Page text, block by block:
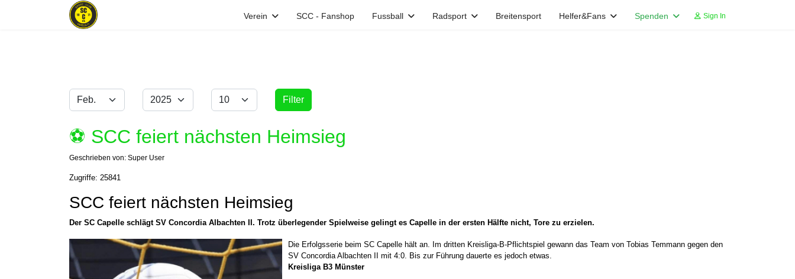
Verein SCC - Fanshop Fussball Radsport Breitensport Helfer&Fans Spenden Sign In
Filter
Monat Jahr Anzeige #
Filter
⚽️ SCC feiert nächsten Heimsieg
Geschrieben von: Super User
Zugriffe: 25841
SCC feiert nächsten Heimsieg
Der SC Capelle schlägt SV Concordia Albachten II. Trotz überlegender Spielweise gelingt es Capelle in der ersten Hälfte nicht, Tore zu erzielen.
Die Erfolgsserie beim SC Capelle hält an. Im dritten Kreisliga-B-Pflichtspiel gewann das Team von Tobias Temmann gegen den
SV Concordia Albachten II mit 4:0. Bis zur Führung dauerte es jedoch etwas.
Kreisliga B3 Münster